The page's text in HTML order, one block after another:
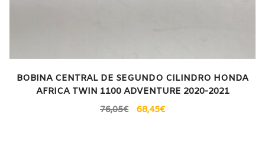
BOBINA CENTRAL DE SEGUNDO CILINDRO HONDA
AFRICA TWIN 1100 ADVENTURE 2020-2021
76,05€ 68,45€